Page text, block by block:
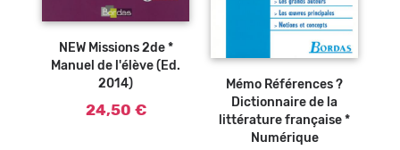
NEW Missions 2de *
Manuel de l'élève (Ed.
2014)
24,50 €
Ajouter au
Mémo Références ?
Dictionnaire de la
littérature française *
Numérique